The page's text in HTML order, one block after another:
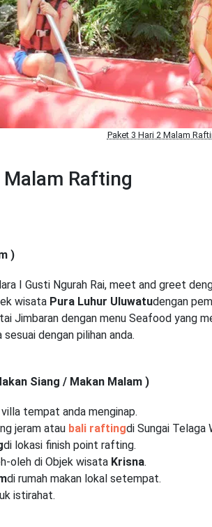
Paket 3 Hari 2 Malam
Rafting
)
I Gusti Ngurah Rai, meet and greet
wisata Pura Luhur Uluwatudengan
Jimbaran dengan menu Seafood yang
dengan pilihan anda.
Siang / Makan Malam )
tempat anda menginap.
jeram atau bali raftingdi Sungai Telaga
di lokasi finish point rafting.
oleh di Objek wisata Krisna.
di rumah makan lokal setempat.
istirahat.